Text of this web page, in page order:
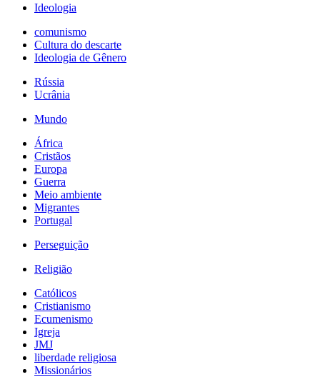
Ideologia
comunismo
Cultura do descarte
Ideologia de Gênero
Rússia
Ucrânia
Mundo
África
Cristãos
Europa
Guerra
Meio ambiente
Migrantes
Portugal
Perseguição
Religião
Católicos
Cristianismo
Ecumenismo
Igreja
JMJ
liberdade religiosa
Missionários